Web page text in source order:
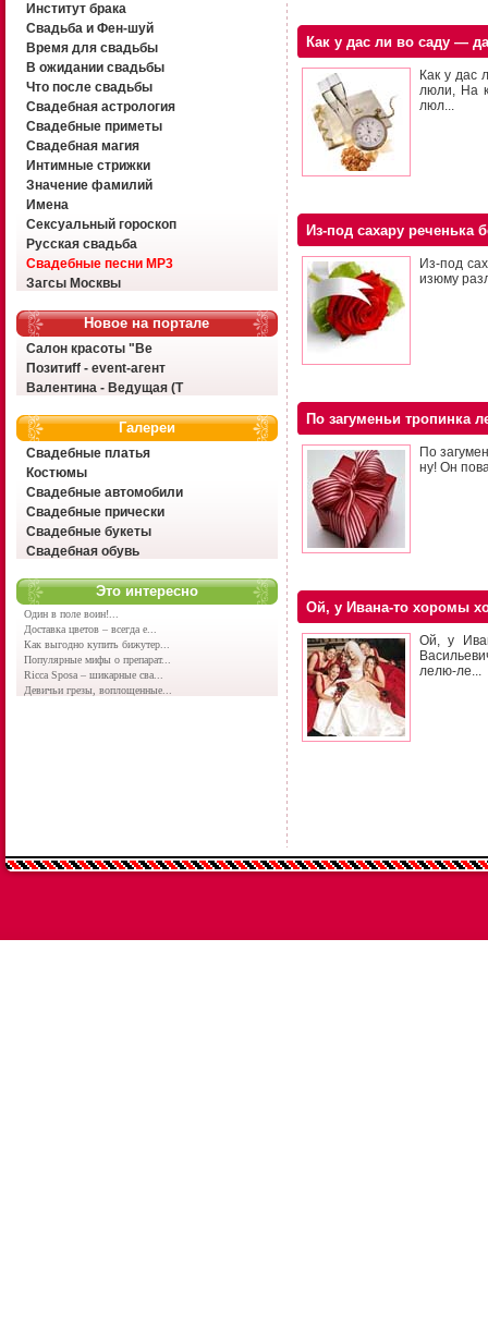
Институт брака
Свадьба и Фен-шуй
Время для свадьбы
В ожидании свадьбы
Что после свадьбы
Свадебная астрология
Свадебные приметы
Свадебная магия
Интимные стрижки
Значение фамилий
Имена
Сексуальный гороскоп
Русская свадьба
Свадебные песни MP3
Загсы Москвы
Новое на портале
Салон красоты "Ве
Позитиff - event-агент
Валентина - Ведущая (Т
Галереи
Свадебные платья
Костюмы
Свадебные автомобили
Свадебные прически
Свадебные букеты
Свадебная обувь
Это интересно
Один в поле воин!...
Доставка цветов – всегда е...
Как выгодно купить бижутер...
Популярные мифы о препарат...
Ricca Sposa – шикарные сва...
Девичьи грезы, воплощенные...
Как у дас ли во саду —
Как у дас
люли, На
люл...
Из-под сахару реченька
Из-под
изюму
По загуменьи тропинка
По
ну! Он
Ой, у Ивана-то хоромы
Ой, у
лелю-ле...